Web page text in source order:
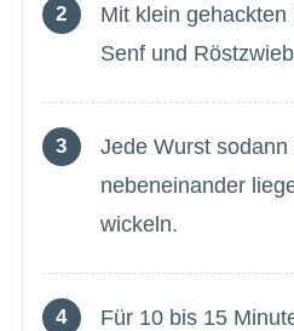
Mit klein
Senf und
Jede Wurst sodann
nebeneinander
wickeln.
Für 10 bis 15